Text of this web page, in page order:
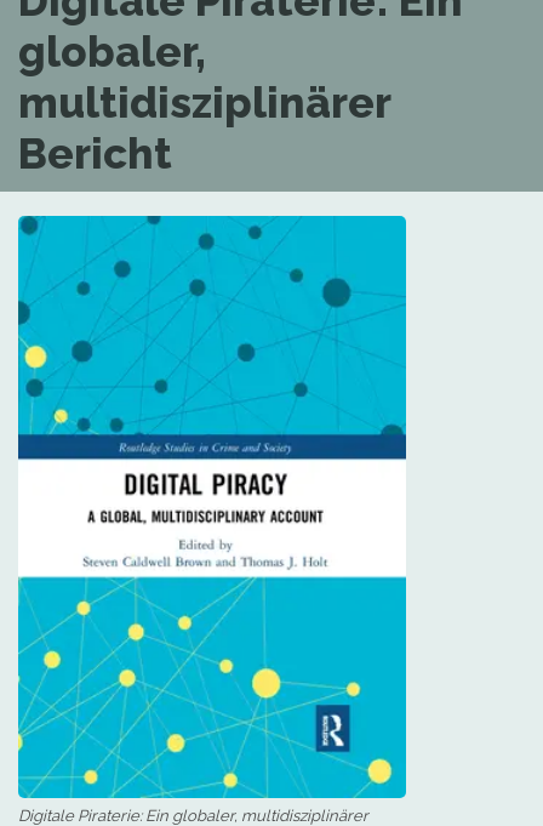
globaler,
multidisziplinärer
Bericht
Digitale Piraterie: Ein globaler, multidisziplinärer